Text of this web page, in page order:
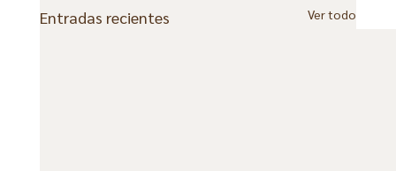
Entradas recientes Ver todo